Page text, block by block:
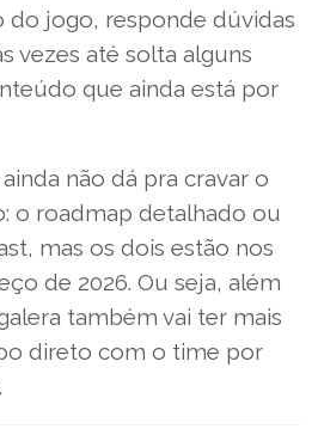
do jogo, responde dúvidas
vezes até solta alguns
que ainda está por
não dá pra cravar o
o roadmap detalhado ou
mas os dois estão nos
de 2026. Ou seja, além
também vai ter mais
direto com o time por